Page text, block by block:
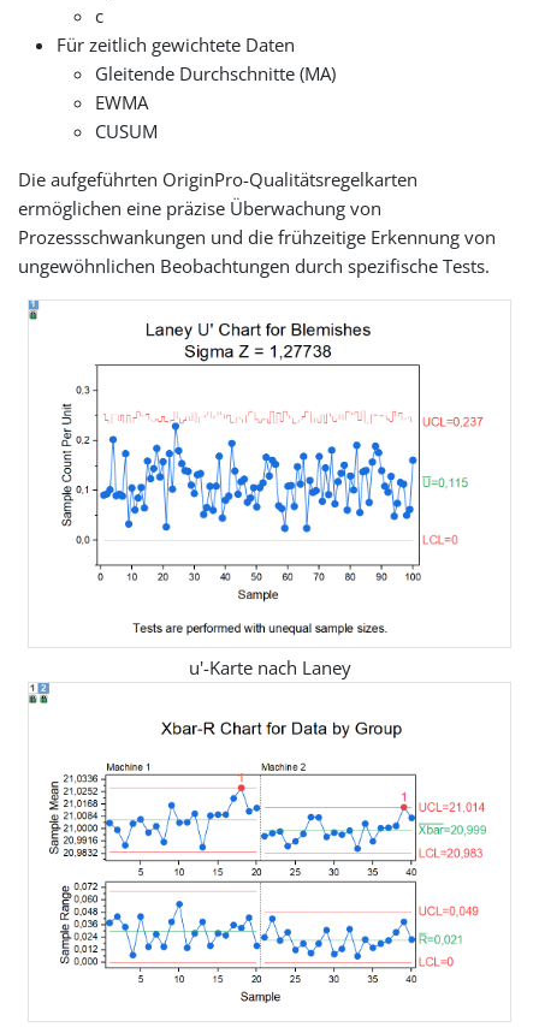
c
Für zeitlich gewichtete Daten
Gleitende Durchschnitte (MA)
EWMA
CUSUM
Die aufgeführten OriginPro-Qualitätsregelkarten
ermöglichen eine präzise Überwachung von
Prozessschwankungen und die frühzeitige Erkennung von
ungewöhnlichen Beobachtungen durch spezifische Tests.
u'-Karte nach Laney